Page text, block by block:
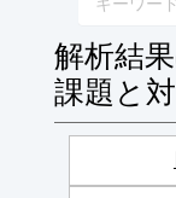
解析結
課題と